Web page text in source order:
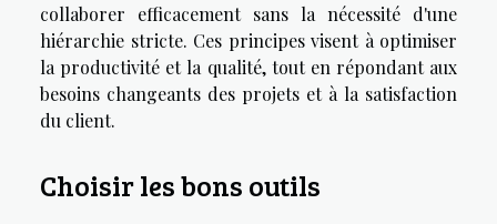
collaborer efficacement sans la nécessité d'une
hiérarchie stricte. Ces principes visent à optimiser
la productivité et la qualité, tout en répondant aux
besoins changeants des projets et à la satisfaction
du client.
Choisir les bons outils